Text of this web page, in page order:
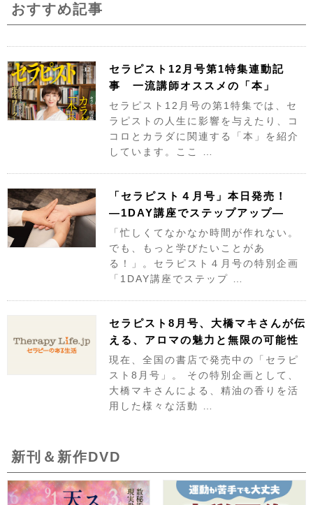
おすすめ記事
セラピスト12月号第1特集連動記
事 一流講師オススメの「本」
セラピスト12月号の第1特集では、セ
ラピストの人生に影響を与えたり、コ
コロとカラダに関連する「本」を紹介
しています。ここ …
「セラピスト４月号」本日発売！
—1DAY講座でステップアップ—
「忙しくてなかなか時間が作れない。
でも、もっと学びたいことがあ
る！」。セラピスト４月号の特別企画
「1DAY講座でステップ …
セラピスト8月号、大橋マキさんが伝
える、アロマの魅力と無限の可能性
現在、全国の書店で発売中の「セラピ
スト8月号」。 その特別企画として、
大橋マキさんによる、精油の香りを活
用した様々な活動 …
新刊＆新作DVD